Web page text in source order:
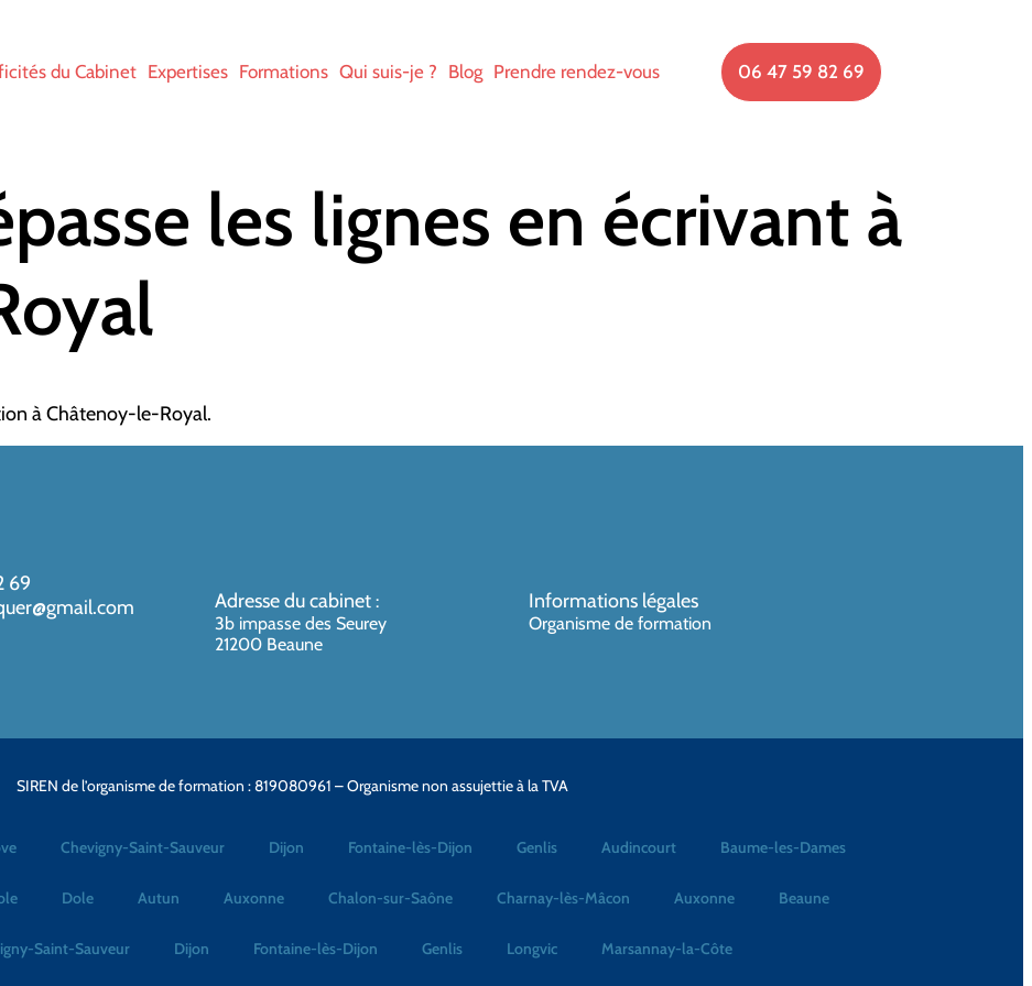
du Cabinet Expertises Formations Qui suis-je ? Blog Prendre rendez-vous 06 47 59 82 69
les lignes en écrivant à
à Châtenoy-le-Royal.
69
Adresse du cabinet:
3b impasse des Seurey
21200 Beaune
Informations légales
Organisme de formation
SIREN de l’organisme de formation : 819080961 – Organisme non assujettie à la TVA
Chevigny-Saint-Sauveur Dijon Fontaine-lès-Dijon Genlis Audincourt Baume-les-Dames
Dole Autun Auxonne Chalon-sur-Saône Charnay-lès-Mâcon Auxonne Beaune
Saint-Sauveur Dijon Fontaine-lès-Dijon Genlis Longvic Marsannay-la-Côte